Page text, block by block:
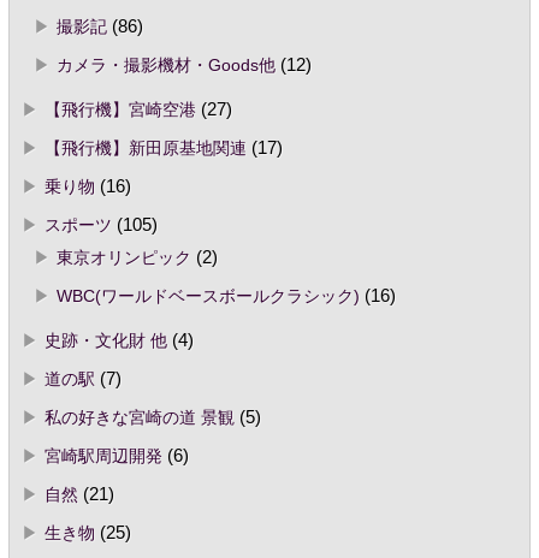
撮影記(86)
カメラ・撮影機材・Goods他(12)
【飛行機】宮崎空港(27)
【飛行機】新田原基地関連 (17)
乗り物 (16)
スポーツ (105)
東京オリンピック (2)
WBC(ワールドベースボールクラシック) (16)
史跡・文化財 他(4)
道の駅 (7)
私の好きな宮崎の道 景観(5)
宮崎駅周辺開発(6)
自然 (21)
生き物 (25)